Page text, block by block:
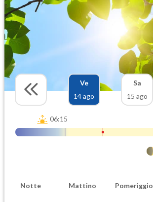
Ve
14 ago
Sa
15 ago
06:15
Notte Mattino Pomeriggio